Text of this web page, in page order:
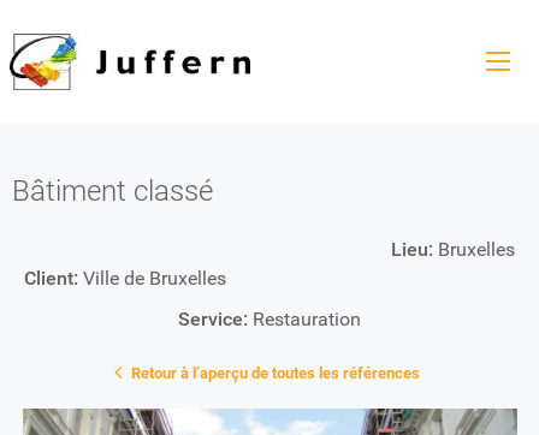
Bâtiment classé
Lieu: Bruxelles
Client: Ville de Bruxelles
Service: Restauration
Retour à l’aperçu de toutes les références